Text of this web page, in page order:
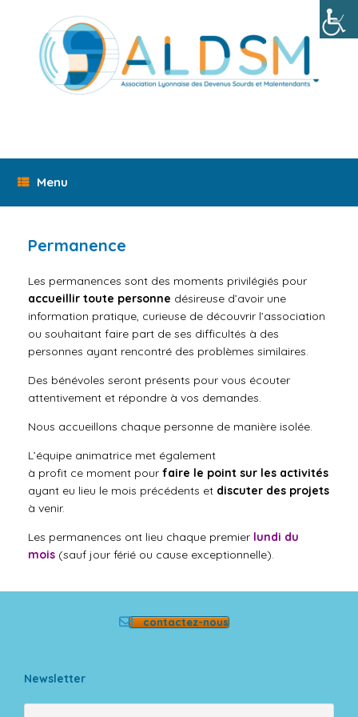
Menu
Permanence
Les permanences sont des moments privilégiés pour
accueillir toute personne désireuse d’avoir une
information pratique, curieuse de découvrir l’association
ou souhaitant faire part de ses difficultés à des
personnes ayant rencontré des problèmes similaires.
Des bénévoles seront présents pour vous écouter
attentivement et répondre à vos demandes.
Nous accueillons chaque personne de manière isolée.
L’équipe animatrice met également
à profit ce moment pour faire le point sur les activités
ayant eu lieu le mois précédents et discuter des projets
à venir.
Les permanences ont lieu chaque premier lundi du
mois (sauf jour férié ou cause exceptionnelle).
contactez-nous
Newsletter